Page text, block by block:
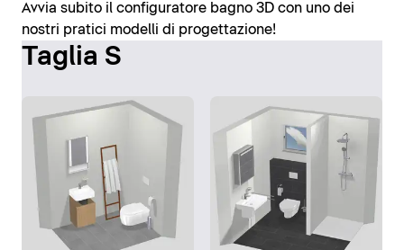
Avvia subito il configuratore bagno 3D con uno dei
nostri pratici modelli di progettazione!
Taglia S